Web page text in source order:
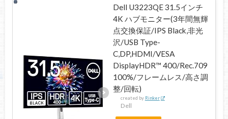
Dell U3223QE 31.5インチ
4K ハブモニター(3年間無輝
点交換保証/IPS Black,非光
沢/USB Type-
C,DP,HDMI/VESA
DisplayHDR™ 400/Rec.709
100%/フレームレス/高さ調
整/回転)
created by Rinker
Dell